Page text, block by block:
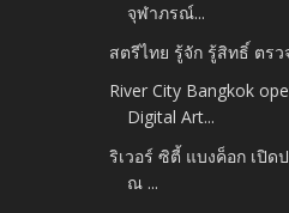
จุฬาภรณ์...
สตรีไทย รู้จัก รู้สิทธิ์ ตรว
River City Bangkok
Digital Art...
ริเวอร์ ซิตี้ แบงค็อก เปิ
ณ ...